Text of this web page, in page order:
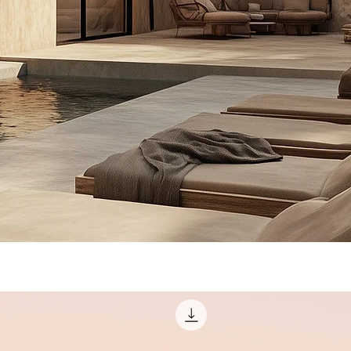
©2023 von THE HERMIT CRAB. Erstellt mit Wix.com